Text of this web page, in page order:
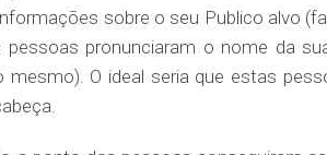
sobre o seu Publico alvo
pessoas pronunciaram o nome da
mesmo). O ideal seria que estas